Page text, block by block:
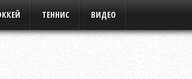
ТЕННИС ВИДЕО